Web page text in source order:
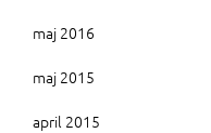
maj 2016
maj 2015
april 2015